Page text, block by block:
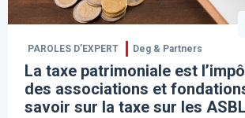
PAROLES D’EXPERT Deg & Partners
La taxe patrimoniale est
des associations et
savoir sur la taxe sur les